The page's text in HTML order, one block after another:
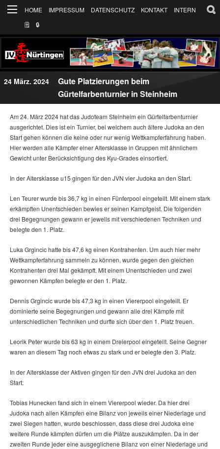
HOME IMPRESSUM DATENSCHUTZ KONTAKT
INTERN
🗒
🔒︎
24 März. 2024
Gute Platzierungen beim
Gürtelfarbenturnier in Steinheim
Am 24. März 2024 hat das Judoteam Steinheim ein Gürtelfarbenturnier
ausgerichtet. Dies ist ein Turnier, bei welchem auch ältere Judoka an den
Start gehen können die keine oder nur wenig Wettkampferfahrung haben.
Hier werden alle Kämpfer einer Altersklasse in Gruppen mit ähnlichem
Gewicht unter Berücksichtigung des Kyu-Grades einsortiert.
In der Altersklasse u15 gingen für den JVN vier Judoka an den Start.
Len Teurer wurde bis 36,7 kg in einen Fünferpool eingeteilt. Mit einem stark
erkämpften Unentschieden bewies er seinen Kampfgeist. Die folgenden
drei Begegnungen gewann er jeweils mit verschiedenen Techniken und
belegte den 1. Platz.
Luka Grgincic hatte bis 47,6 kg einen Kontrahenten. Um auch hier mehr
Wettkampferfahrung sammeln zu können, wurde gegen den gleichen
Kontrahenten drei Mal gekämpft. Mit einem Unentschieden und zwei
gewonnen Kämpfen belegte er den 1. Platz.
Dennis Grgincic wurde bis 47,3 kg in einen Viererpool eingeteilt. Er
dominierte seine Begegnungen und gewann alle drei Kämpfe mit
unterschiedlichen Techniken und durfte sich über den 1. Platz freuen.
Leorik Peter wurde bis 63 kg in einem Dreierpool eingeteilt. Seine Gegner
waren an diesem Tag noch etwas zu stark und er belegte den 3. Platz.
In der Altersklasse der Aktiven gingen für den JVN drei Judoka an den
Start:
Tobias Hunecken fand sich in einem Viererpool wieder. Da hier drei
Judoka nach allen Kämpfen eine Bilanz von jeweils einer Niederlage und
zwei Siegen hatten, wurde beschlossen, dass diese drei Judoka eine
weitere Runde kämpfen dürfen um die Plätze auszukämpfen. Da in der
zweiten Runde jeder eine ausgeglichene Bilanz von einer Niederlage und